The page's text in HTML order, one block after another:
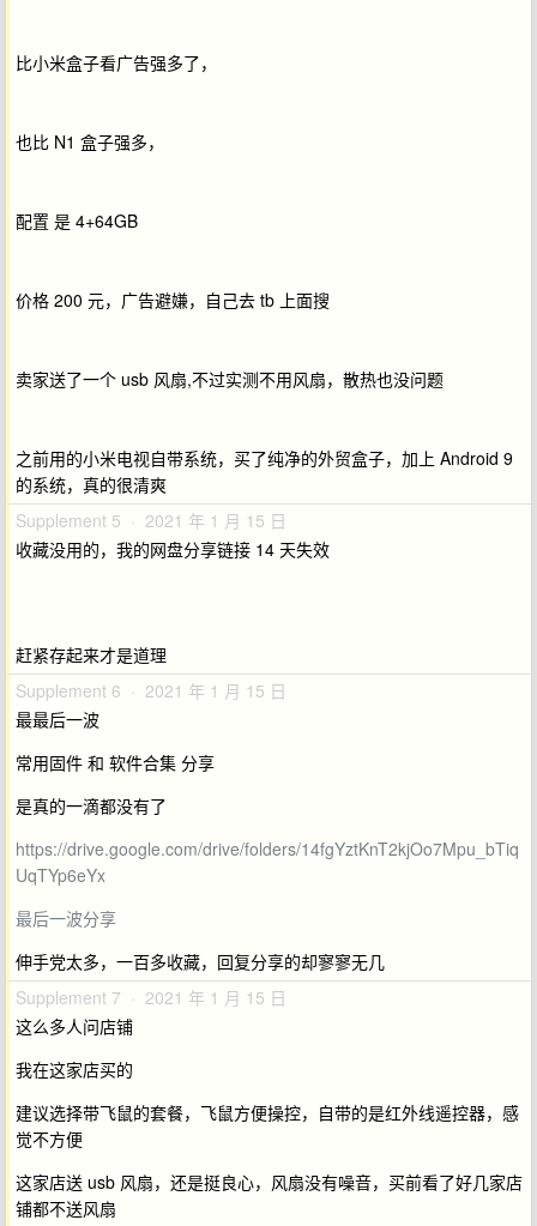
比小米盒子看广告强多了，
也比 N1 盒子强多，
配置 是 4+64GB
价格 200 元，广告避嫌，自己去 tb 上面搜
卖家送了一个 usb 风扇,不过实测不用风扇，散热也没问题
之前用的小米电视自带系统，买了纯净的外贸盒子，加上 Android 9
的系统，真的很清爽
Supplement 5 · 2021 年 1 月 15 日
收藏没用的，我的网盘分享链接 14 天失效
赶紧存起来才是道理
Supplement 6 · 2021 年 1 月 15 日
最最后一波
常用固件 和 软件合集 分享
是真的一滴都没有了
https://drive.google.com/drive/folders/14fgYztKnT2kjOo7Mpu_bTiq
UqTYp6eYx
最后一波分享
伸手党太多，一百多收藏，回复分享的却寥寥无几
Supplement 7 · 2021 年 1 月 15 日
这么多人问店铺
我在这家店买的
建议选择带飞鼠的套餐，飞鼠方便操控，自带的是红外线遥控器，感
觉不方便
这家店送 usb 风扇，还是挺良心，风扇没有噪音，买前看了好几家店
铺都不送风扇